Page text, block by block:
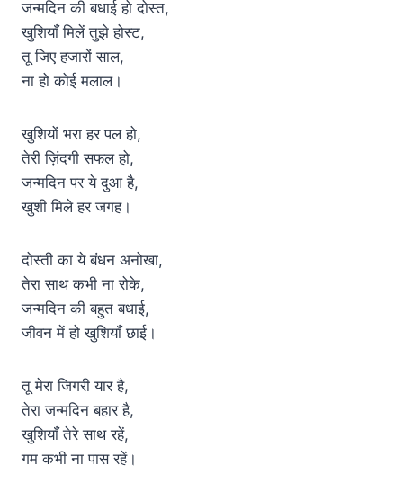
जन्मदिन की बधाई हो दोस्त,
खुशियाँ मिलें तुझे होस्ट,
तू जिए हजारों साल,
ना हो कोई मलाल।
खुशियों भरा हर पल हो,
तेरी ज़िंदगी सफल हो,
जन्मदिन पर ये दुआ है,
खुशी मिले हर जगह।
दोस्ती का ये बंधन अनोखा,
तेरा साथ कभी ना रोके,
जन्मदिन की बहुत बधाई,
जीवन में हो खुशियाँ छाई।
तू मेरा जिगरी यार है,
तेरा जन्मदिन बहार है,
खुशियाँ तेरे साथ रहें,
गम कभी ना पास रहें।